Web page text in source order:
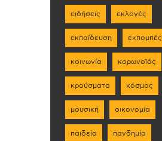
ειδήσεις εκλογές
εκπαίδευση εκπομπές
κοινωνία κορωνοϊός
κρούσματα κόσμος
μουσική οικονομία
παιδεία πανδημία